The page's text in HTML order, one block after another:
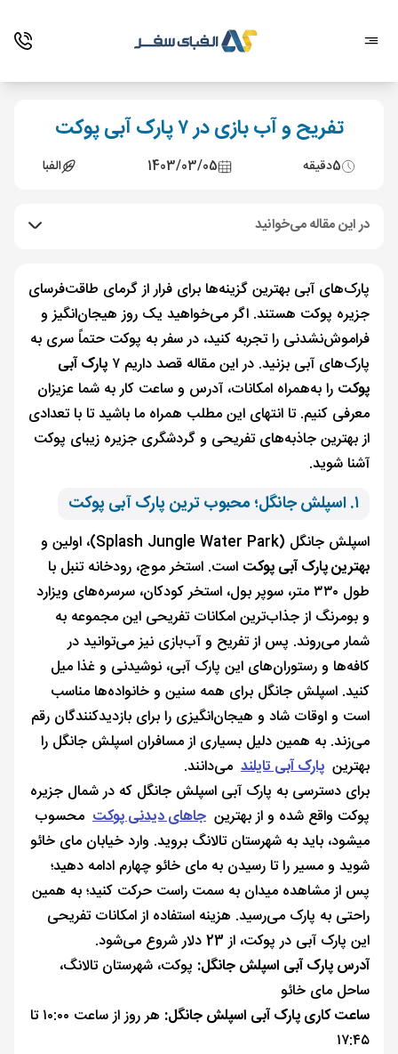
تفریح و آب بازی در ۷ پارک آبی پوکت
5دقیقه 1403/03/05 الفبا
در این مقاله می‌خوانید
پارک‌های آبی بهترین گزینه‌ها برای فرار از گرمای طاقت‌فرسای
جزیره پوکت هستند. اگر می‌خواهید یک روز هیجان‌انگیز و
فراموش‌نشدنی را تجربه کنید، در سفر به پوکت حتماً سری به
پارک‌های آبی بزنید. در این مقاله قصد داریم ۷
پارک آبی
پوکت را به‌همراه امکانات، آدرس و ساعت کار به شما عزیزان
معرفی کنیم. تا انتهای این مطلب همراه ما باشید تا با تعدادی
از بهترین جاذبه‌های تفریحی و گردشگری جزیره زیبای پوکت
آشنا شوید.
۱. اسپلش جانگل؛ محبوب ترین پارک آبی پوکت
اسپلش جانگل (Splash Jungle Water Park)، اولین و
بهترین پارک آبی پوکت است. استخر موج، رودخانه تنبل با
طول ۳۳۰ متر، سوپر بول، استخر کودکان، سرسره‌های ویزارد
و بومرنگ از جذاب‌ترین امکانات تفریحی این مجموعه به
شمار می‌روند. پس از تفریح و آب‌بازی نیز می‌توانید در
کافه‌ها و رستوران‌های این پارک آبی، نوشیدنی و غذا میل
کنید. اسپلش جانگل برای همه سنین و خانواده‌ها مناسب
است و اوقات شاد و هیجان‌انگیزی را برای بازدیدکنندگان رقم
می‌زند. به همین دلیل بسیاری از مسافران اسپلش جانگل را
بهترین پارک آبی تایلند می‌دانند.
برای دسترسی به پارک آبی اسپلش جانگل که در شمال جزیره
پوکت واقع شده و از بهترین جاهای دیدنی پوکت محسوب
می‎شود، باید به شهرستان تالانگ بروید. وارد خیابان مای خائو
شوید و مسیر را تا رسیدن به مای خائو چهارم ادامه دهید؛
پس از مشاهده میدان به سمت راست حرکت کنید؛ به همین
راحتی به پارک می‌رسید. هزینه استفاده از امکانات تفریحی
این پارک آبی در پوکت، از 23 دلار شروع می‌شود.
آدرس پارک آبی اسپلش جانگل: پوکت، شهرستان تالانگ،
ساحل مای خائو
ساعت کاری پارک آبی اسپلش جانگل:
هر روز از ساعت ۱۰:۰۰ تا
۱۷:۴۵